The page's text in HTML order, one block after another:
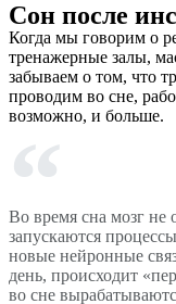
Сон после
Когда мы говорим о
тренажерные залы,
забываем о том, что
проводим во сне,
возможно, и больше.
Во время сна мозг
запускаются
новые нейронные
день, происходит
во сне